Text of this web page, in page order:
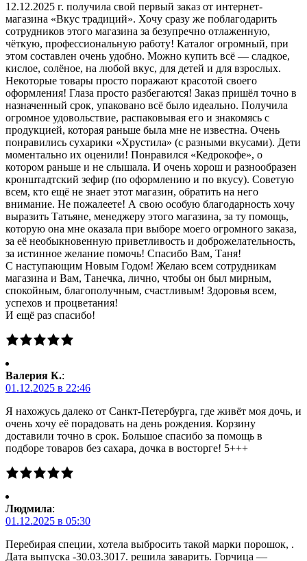
12.12.2025 г. получила свой первый заказ от интернет-
магазина «Вкус традиций». Хочу сразу же поблагодарить
сотрудников этого магазина за безупречно отлаженную,
чёткую, профессиональную работу! Каталог огромный, при
этом составлен очень удобно. Можно купить всё — сладкое,
кислое, солёное, на любой вкус, для детей и для взрослых.
Некоторые товары просто поражают красотой своего
оформления! Глаза просто разбегаются! Заказ пришёл точно в
назначенный срок, упаковано всё было идеально. Получила
огромное удовольствие, распаковывая его и знакомясь с
продукцией, которая раньше была мне не известна. Очень
понравились сухарики «Хрустила» (с разными вкусами). Дети
моментально их оценили! Понравился «Кедрокофе», о
котором раньше и не слышала. И очень хорош и разнообразен
кронштадтский зефир (по оформлению и по вкусу). Советую
всем, кто ещё не знает этот магазин, обратить на него
внимание. Не пожалеете! А свою особую благодарность хочу
выразить Татьяне, менеджеру этого магазина, за ту помощь,
которую она мне оказала при выборе моего огромного заказа,
за её необыкновенную приветливость и доброжелательность,
за истинное желание помочь! Спасибо Вам, Таня!
С наступающим Новым Годом! Желаю всем сотрудникам
магазина и Вам, Танечка, лично, чтобы он был мирным,
спокойным, благополучным, счастливым! Здоровья всем,
успехов и процветания!
И ещё раз спасибо!
Валерия К.:
01.12.2025 в 22:46
Я нахожусь далеко от Санкт-Петербурга, где живёт моя дочь, и
очень хочу её порадовать на день рождения. Корзину
доставили точно в срок. Большое спасибо за помощь в
подборе товаров без сахара, дочка в восторге! 5+++
Людмила:
01.12.2025 в 05:30
Перебирая специи, хотела выбросить такой марки порошок, .
Дата выпуска -30.03.3017. решила заварить. Горчица —